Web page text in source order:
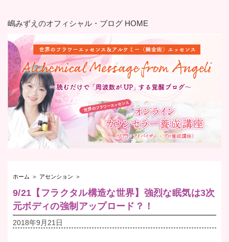
嶋みずえのオフィシャル・ブログ HOME
ホーム ＞ アセンション ＞
9/21【フラクタル構造な世界】強烈な眠気は3次
元ボディの強制アップロード？！
2018年9月21日